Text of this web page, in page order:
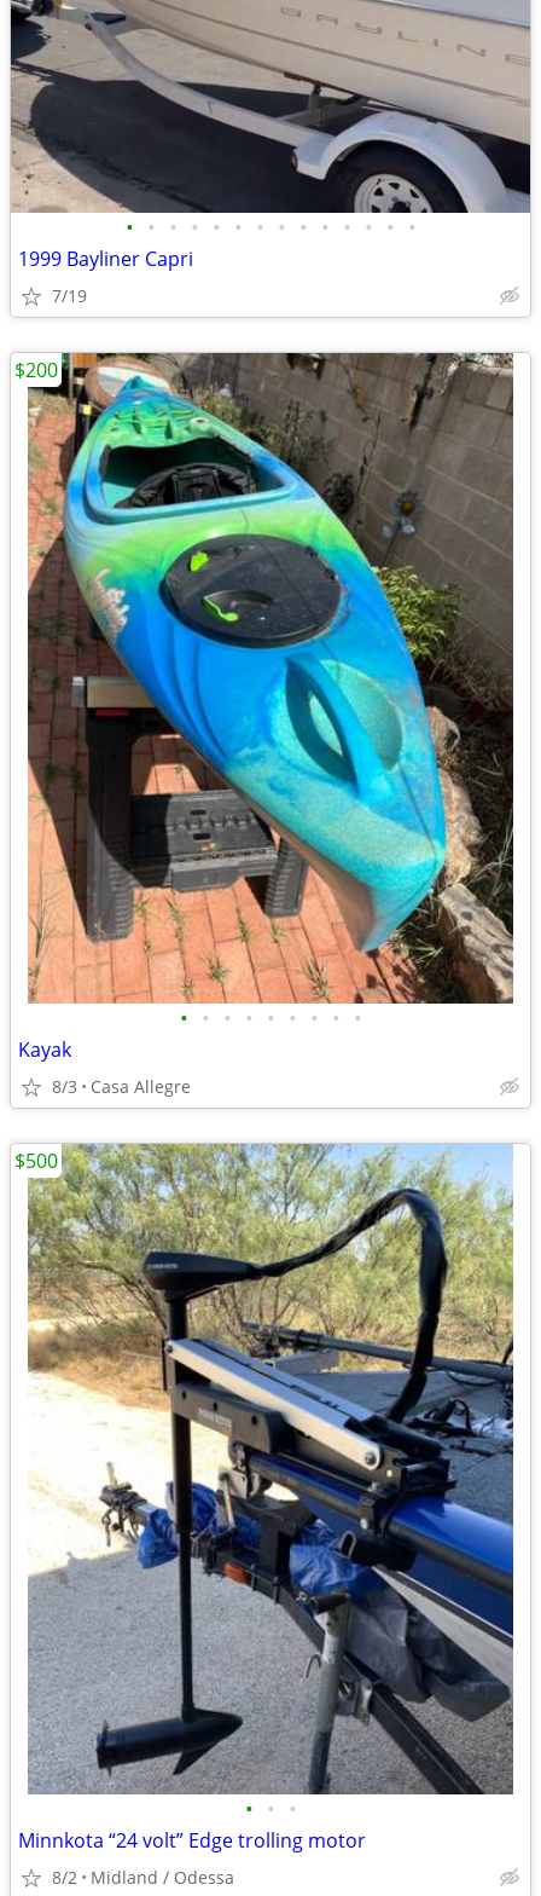
• • • • • • • • • • • • • •
1999 Bayliner Capri
7/19
• • • • • • • • •
Kayak
8/3 Casa Allegre
$200
• • •
Minnkota “24 volt” Edge trolling motor
8/2 Midland / Odessa
$500